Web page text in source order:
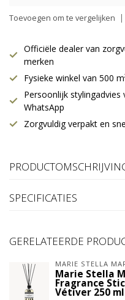
Toevoegen om te vergelijken
Officiële dealer van
merken
Fysieke winkel van 500
Persoonlijk
WhatsApp
Zorgvuldig verpakt en
SPECIFICATIES
GERELATEERDE
MARIE STELLA
Marie Stella
Fragrance
Vétiver 250 ml